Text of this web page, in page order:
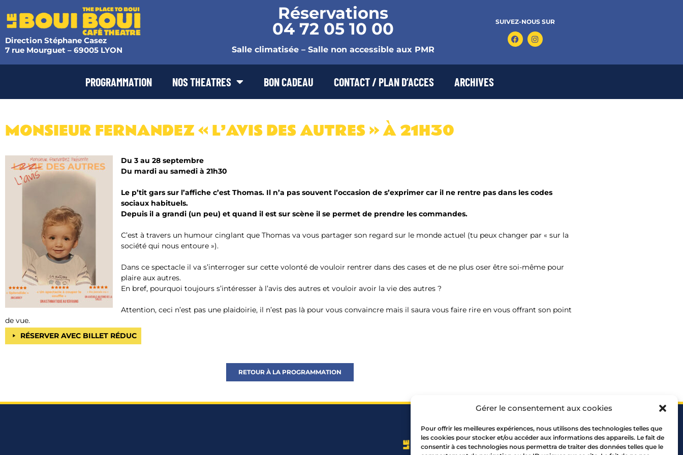
Gérer le consentement aux cookies
Pour offrir les meilleures expériences, nous utilisons des technologies telles que
les cookies pour stocker et/ou accéder aux informations des appareils. Le fait de
consentir à ces technologies nous permettra de traiter des données telles que le
Direction Stéphane Casez
7 rue Mourguet – 69005 LYON
Réservations
04 72 05 10 00
Salle climatisée – Salle non accessible aux PMR
SUIVEZ-NOUS SUR
PROGRAMMATION NOS THEATRES BON CADEAU CONTACT / PLAN D’ACCES ARCHIVES
MONSIEUR FERNANDEZ « L’AVIS DES AUTRES » À 21H30
Du 3 au 28 septembre
Du mardi au samedi à 21h30
Le p’tit gars sur l’affiche c’est Thomas. Il n’a pas souvent l’occasion de s’exprimer car il ne rentre pas dans les codes
sociaux habituels.
Depuis il a grandi (un peu) et quand il est sur scène il se permet de prendre les commandes.
C’est à travers un humour cinglant que Thomas va vous partager son regard sur le monde actuel (tu peux changer par « sur la
société qui nous entoure »).
Dans ce spectacle il va s’interroger sur cette volonté de vouloir rentrer dans des cases et de ne plus oser être soi-même pour
plaire aux autres.
En bref, pourquoi toujours s’intéresser à l’avis des autres et vouloir avoir la vie des autres ?
Attention, ceci n’est pas une plaidoirie, il n’est pas là pour vous convaincre mais il saura vous faire rire en vous offrant son point
de vue.
RÉSERVER AVEC BILLET RÉDUC
RETOUR À LA PROGRAMMATION